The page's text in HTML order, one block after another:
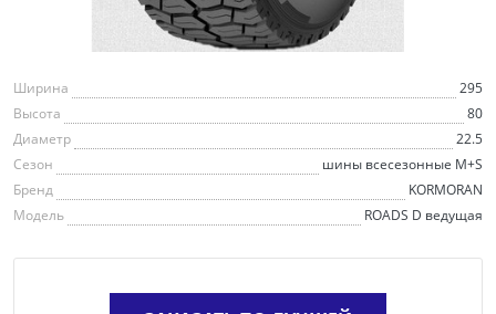
Ширина
295
Высота
80
Диаметр
22.5
Сезон
шины всесезонные M+S
Бренд
KORMORAN
Модель
ROADS D ведущая